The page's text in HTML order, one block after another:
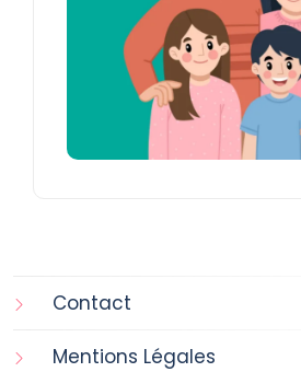
Contact
Mentions Légales